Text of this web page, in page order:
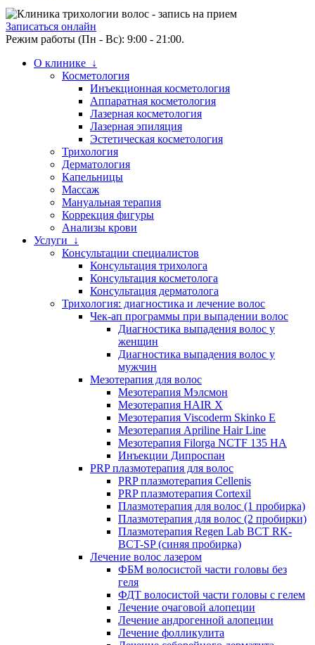
Записаться онлайн
Режим работы (Пн - Вс): 9:00 - 21:00.
О клинике ↓
Косметология
Инъекционная косметология
Аппаратная косметология
Лазерная косметология
Лазерная эпиляция
Эстетическая косметология
Трихология
Дерматология
Капельницы
Массаж
Мануальная терапия
Коррекция фигуры
Анализы крови
Услуги ↓
Консультации специалистов
Консультация трихолога
Консультация косметолога
Консультация дерматолога
Трихология: диагностика и лечение волос
Чек-ап программы при выпадении волос
Диагностика выпадения волос у
женщин
Диагностика выпадения волос у
мужчин
Мезотерапия для волос
Мезотерапия Мэлсмон
Мезотерапия HAIR X
Мезотерапия Viscoderm Skinko E
Мезотерапия Apriline Hair Line
Мезотерапия Filorga NCTF 135 HA
Инъекции Дипроспан
PRP плазмотерапия для волос
PRP плазмотерапия Cellenis
PRP плазмотерапия Cortexil
Плазмотерапия для волос (1 пробирка)
Плазмотерапия для волос (2 пробирки)
Плазмотерапия Regen Lab BCT RK-
BCT-SP (синяя пробирка)
Лечение волос лазером
ФБМ волосистой части головы без
геля
ФДТ волосистой части головы с гелем
Лечение очаговой алопеции
Лечение андрогенной алопеции
Лечение фолликулита